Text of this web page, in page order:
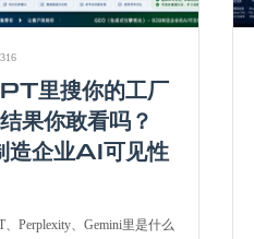
里搜你的工厂
果你敢看吗？
企业AI可见性
、Perplexity、Gemini里是什么